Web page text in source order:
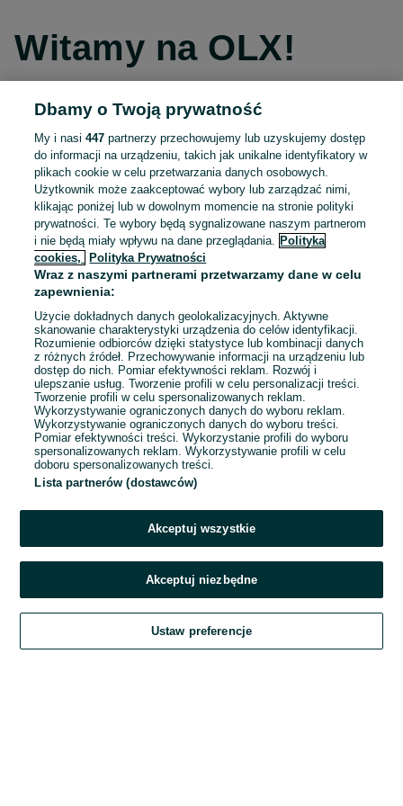
Witamy na OLX!
Kontynuuj przez Facebooka
Kontynuuj przez konto Apple
Kontynuuj przez konto Google
LUB
E-mail
Hasło
Zaloguj się
Kontynuując za pośrednictwem jednego z dostawców wskazanych powyżej,
OLX.pl w jego aktualnym brzmieniu.
Dbamy o Twoją prywatność
My i nasi447 partnerzy przechowujemy lub uzyskujemy dostęp
do informacji na urządzeniu, takich jak unikalne identyfikatory w
plikach cookie w celu przetwarzania danych osobowych.
Użytkownik może zaakceptować wybory lub zarządzać nimi,
klikając poniżej lub w dowolnym momencie na stronie polityki
prywatności. Te wybory będą sygnalizowane naszym partnerom
i nie będą miały wpływu na dane przeglądania.
Polityka
cookies,
Polityka Prywatności
Wraz z naszymi partnerami przetwarzamy dane w celu
zapewnienia:
Użycie dokładnych danych geolokalizacyjnych. Aktywne
skanowanie charakterystyki urządzenia do celów identyfikacji.
Rozumienie odbiorców dzięki statystyce lub kombinacji danych
z różnych źródeł. Przechowywanie informacji na urządzeniu lub
dostęp do nich. Pomiar efektywności reklam. Rozwój i
ulepszanie usług. Tworzenie profili w celu personalizacji treści.
Tworzenie profili w celu spersonalizowanych reklam.
Wykorzystywanie ograniczonych danych do wyboru reklam.
Wykorzystywanie ograniczonych danych do wyboru treści.
Pomiar efektywności treści. Wykorzystanie profili do wyboru
spersonalizowanych reklam. Wykorzystywanie profili w celu
doboru spersonalizowanych treści.
Lista partnerów (dostawców)
Akceptuj wszystkie
Akceptuj niezbędne
Ustaw preferencje